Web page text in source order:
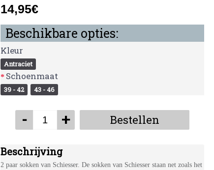
14,95€
Beschikbare opties:
Kleur
Antraciet
Schoenmaat
39 - 42 43 - 46
- + Bestellen
Beschrijving
2 paar sokken van Schiesser. De sokken van Schiesser staan net zoals het